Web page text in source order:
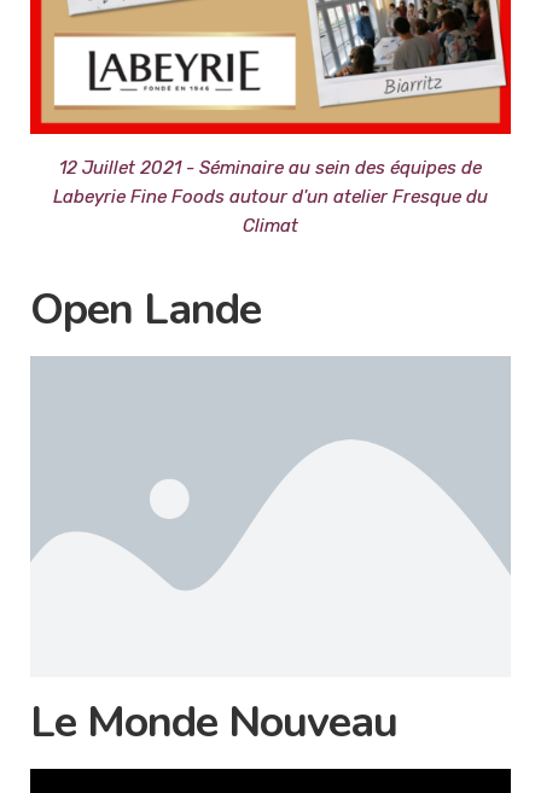
12 Juillet 2021 - Séminaire au sein des équipes de
Labeyrie Fine Foods autour d'un atelier Fresque du
Climat
Open Lande
Le Monde Nouveau